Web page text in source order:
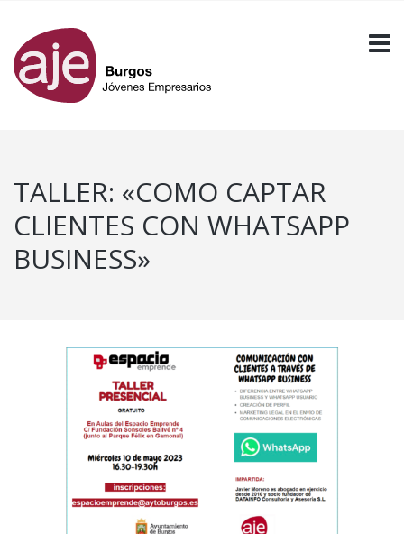
TALLER: «COMO CAPTAR
CLIENTES CON WHATSAPP
BUSINESS»